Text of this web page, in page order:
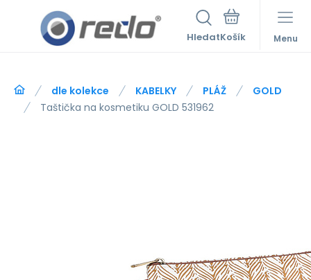
Hledat Menu
dle kolekce KABELKY PLÁŽ
GOLD
Taštička na kosmetiku GOLD 531962